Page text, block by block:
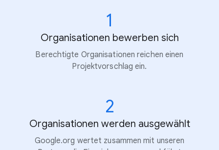
1
Organisationen bewerben sich
Berechtigte Organisationen reichen einen
Projektvorschlag ein.
2
Organisationen werden ausgewählt
Google.org wertet zusammen mit unseren